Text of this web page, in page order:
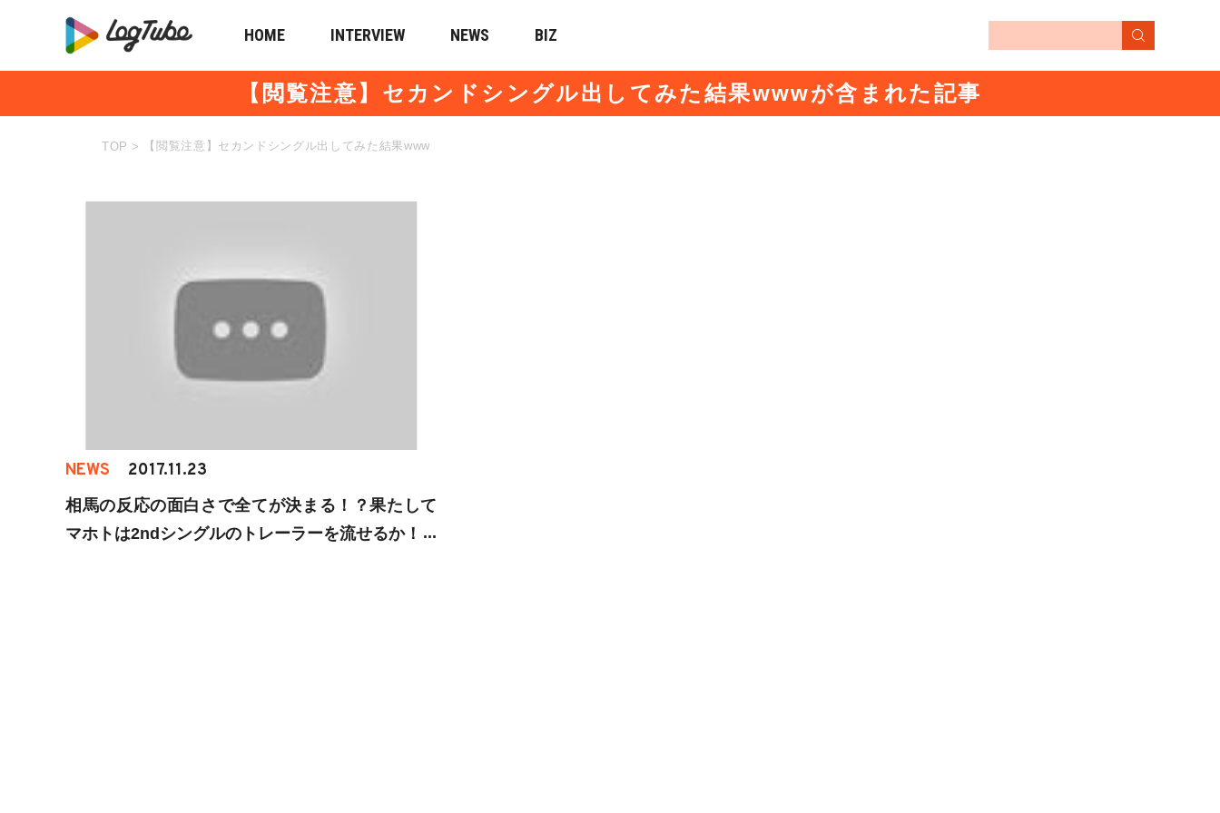
HOME INTERVIEW NEWS BIZ
【閲覧注意】セカンドシングル出してみた結果wwwが含まれた記事
TOP > 【閲覧注意】セカンドシングル出してみた結果www
NEWS 2017.11.23
相馬の反応の面白さで全てが決まる！？果たして
マホトは2ndシングルのトレーラーを流せるか！？